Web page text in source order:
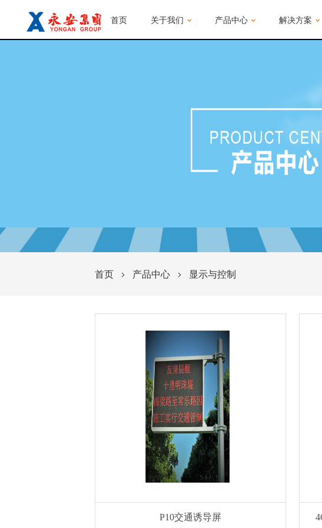
首页 关于我们 产品中心 解决方案
首页 产品中心 显示与控制
P10交通诱导屏